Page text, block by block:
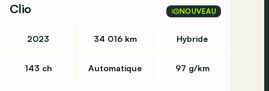
Clio
NOUVEAU
2023 34 016 km Hybride
143 ch Automatique 97 g/km